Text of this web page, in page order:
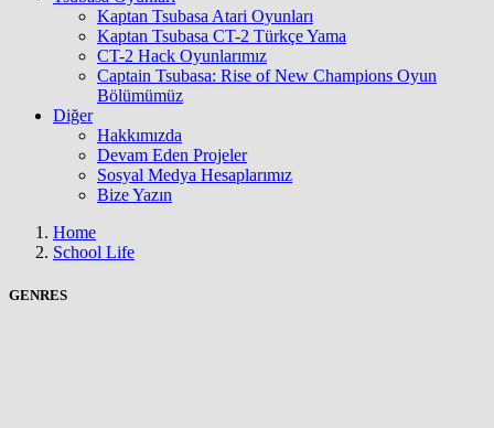
Kaptan Tsubasa Atari Oyunları
Kaptan Tsubasa CT-2 Türkçe Yama
CT-2 Hack Oyunlarımız
Captain Tsubasa: Rise of New Champions Oyun
Bölümümüz
Diğer
Hakkımızda
Devam Eden Projeler
Sosyal Medya Hesaplarımız
Bize Yazın
Home
School Life
GENRES